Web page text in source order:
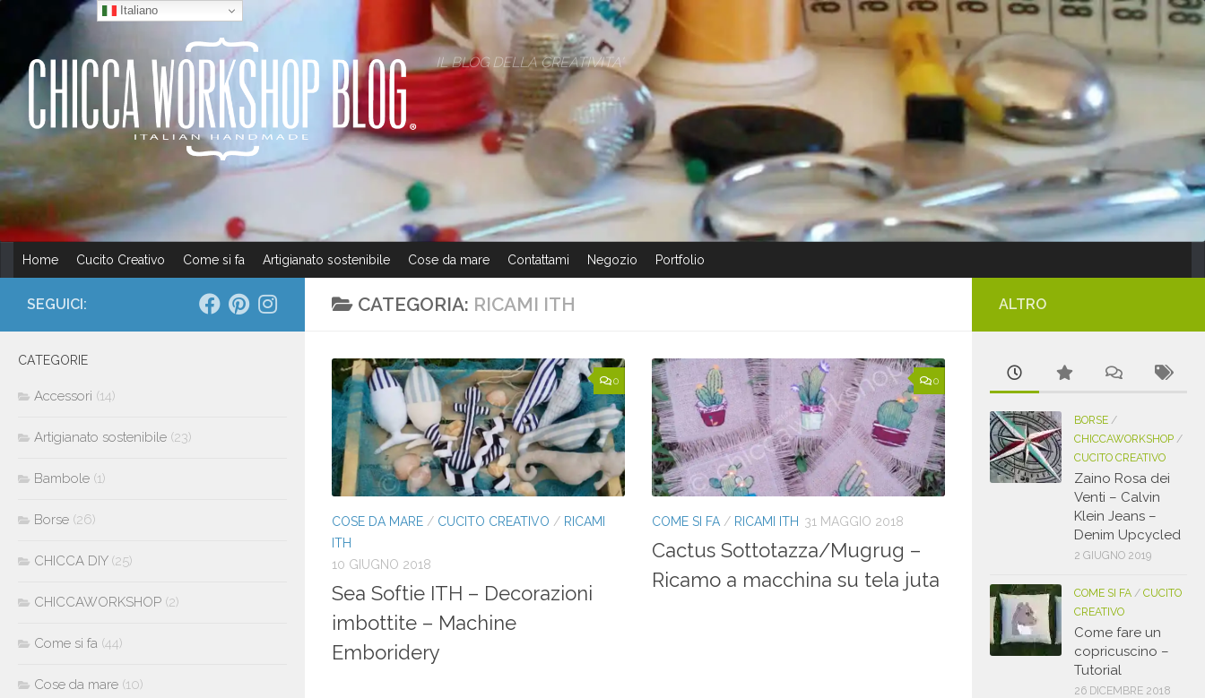
Salta al contenuto
IL BLOG DELLA CREATIVITA'
Home Cucito Creativo Come si fa Artigianato sostenibile Cose da mare Contattami Negozio Portfolio
CATEGORIA: RICAMI ITH
0
COSE DA MARE / CUCITO CREATIVO / RICAMI
ITH
10 GIUGNO 2018
Sea Softie ITH – Decorazioni
imbottite – Machine
Emboridery
0
COME SI FA / RICAMI ITH 31 MAGGIO 2018
Cactus Sottotazza/Mugrug –
Ricamo a macchina su tela juta
SEGUICI:
CATEGORIE
Accessori (14)
Artigianato sostenibile (23)
Bambole (1)
Borse (26)
CHICCA DIY(25)
CHICCAWORKSHOP (2)
Come si fa (44)
Cose da mare (10)
ALTRO
BORSE /
CHICCAWORKSHOP /
CUCITO CREATIVO
Zaino Rosa dei
Venti – Calvin
Klein Jeans –
Denim Upcycled
2 GIUGNO 2019
COME SI FA / CUCITO
CREATIVO
Come fare un
copricuscino –
Tutorial
26 DICEMBRE 2018
Italiano